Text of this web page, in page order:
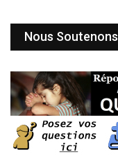
Nous Soutenons